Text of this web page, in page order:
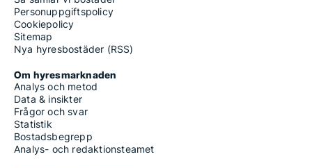
Personuppgiftspolicy
Cookiepolicy
Sitemap
Nya hyresbostäder (RSS)
Om hyresmarknaden
Analys och metod
Data & insikter
Frågor och svar
Statistik
Bostadsbegrepp
Analys- och redaktionsteamet